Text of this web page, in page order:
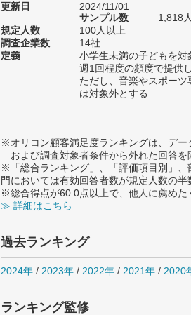
更新日
2024/11/01
サンプル数
1,818
規定人数
100人以上
調査企業数
14社
定義
小学生未満の子どもを
週1回程度の頻度で提供
ただし、音楽やスポー
は対象外とする
※オリコン顧客満足度ランキングは、デー
および調査対象者条件から外れた回答を
※「総合ランキング」、「評価項目別」
門においては有効回答者数が規定人数の
※総合得点が60.0点以上で、他人に薦めた
≫ 詳細はこちら
過去ランキング
2024年 / 2023年 / 2022年 / 2021年 / 2020
ランキング監修